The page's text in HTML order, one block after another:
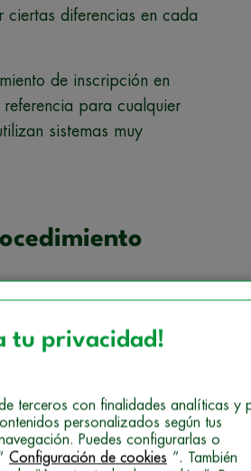
ciertas diferencias en cada
de inscripción en
para cualquier
sistemas muy
la Administración del
tu privacidad!
terceros con finalidades analíticas y
personalizados según tus
Puedes configurarlas o
Configuración de cookies ”. También